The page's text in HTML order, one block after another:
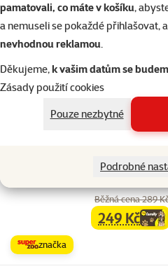
pamatovali, co máte v košíku,
a nemuseli se pokaždé přihlašovat,
nevhodnou reklamou.
Děkujeme,k vašim datům se
Zásady použití cookies
Pouze nezbytné
Podrobné
💥 Výprodej značka
Prolézačka
schůdky
Hodnocení
Běžná cena 289
family
249 Kč
značka